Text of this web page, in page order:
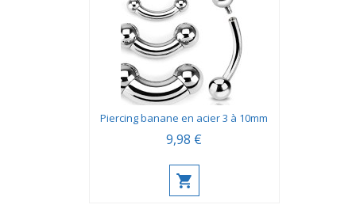
Piercing banane en acier 3 à 10mm
9,98 €